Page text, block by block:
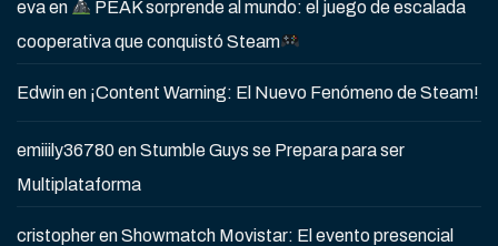
evaen
PEAK sorprende al mundo: el juego de escalada
cooperativa que conquistó Steam
Edwinen ¡Content Warning: El Nuevo Fenómeno de Steam!
emiiily36780enStumble Guys se Prepara para ser
Multiplataforma
cristopherenShowmatch Movistar: El evento presencial